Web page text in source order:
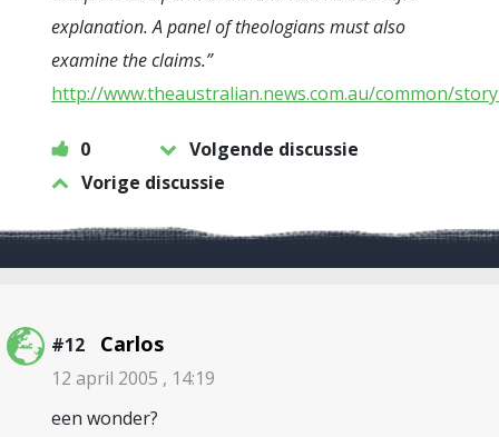
explanation. A panel of theologians must also
examine the claims.”
http://www.theaustralian.news.com.au/common/
0
Volgende discussie
Vorige discussie
#12 Carlos
12 april 2005 , 14:19
een wonder?